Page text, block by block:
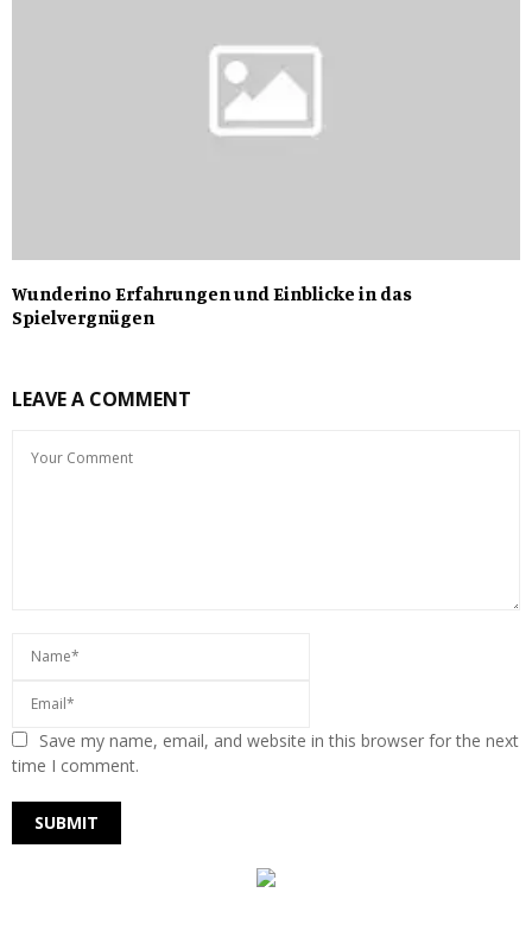
Wunderino Erfahrungen und Einblicke in das
Spielvergnügen
LEAVE A COMMENT
Save my name, email, and website in this browser for the next
time I comment.